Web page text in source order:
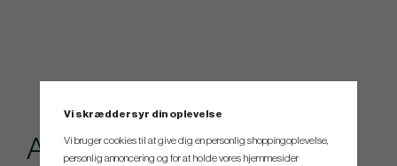
Andre købte også
Vi skræddersyr din oplevelse
Vi bruger cookies til at give dig en personlig shoppingoplevelse,
personlig annoncering og for at holde vores hjemmesider